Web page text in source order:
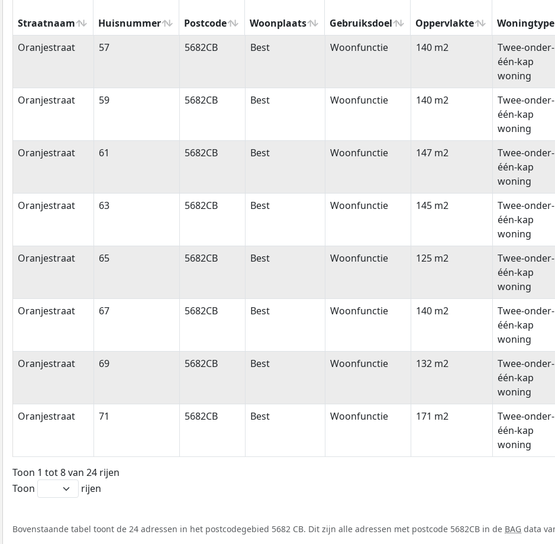
Straatnaam Huisnummer Postcode Woonplaats Gebruiksdoel Oppervlakte Woningtype
Straatnaam
Huisnummer Postcode Woonplaats Gebruiksdoel Oppervlakte Woningtype
Oranjestraat 57 5682CB Best Woonfunctie 140 m2
Twee-onder-
één-kap
woning
Oranjestraat 59 5682CB Best Woonfunctie 140 m2
Twee-onder-
één-kap
woning
Oranjestraat 61 5682CB Best Woonfunctie 147 m2
Twee-onder-
één-kap
woning
Oranjestraat 63 5682CB Best Woonfunctie 145 m2
Twee-onder-
één-kap
woning
Oranjestraat 65 5682CB Best Woonfunctie 125 m2
Twee-onder-
één-kap
woning
Oranjestraat 67 5682CB Best Woonfunctie 140 m2
Twee-onder-
één-kap
woning
Oranjestraat 69 5682CB Best Woonfunctie 132 m2
Twee-onder-
één-kap
woning
Oranjestraat 71 5682CB Best Woonfunctie 171 m2
Twee-onder-
één-kap
woning
Toon 1 tot 8 van 24 rijen
Toon
rijen
Bovenstaande tabel toont de 24 adressen in het postcodegebied 5682 CB. Dit zijn alle adressen met postcode 5682CB in de BAG data